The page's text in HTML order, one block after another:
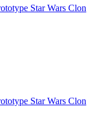
Star Wars Clon
Star Wars Clon